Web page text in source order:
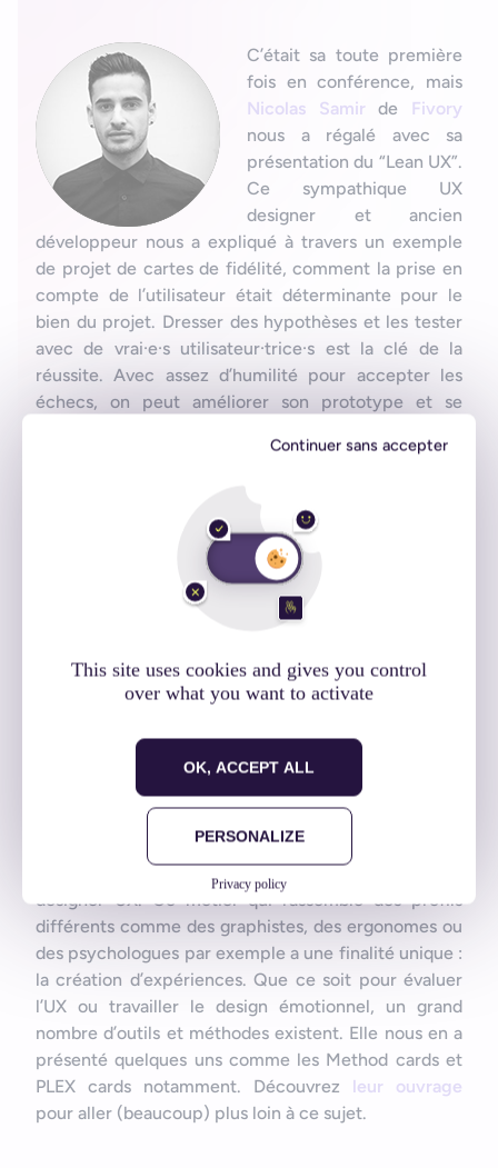
This site uses cookies and gives you control
over what you want to activate
OK, ACCEPT ALL
Continuer sans accepter
PERSONALIZE
Privacy policy
C’était sa toute première
fois en conférence, mais
Nicolas Samir de
Fivory
nous a régalé avec sa
présentation du “Lean UX”.
Ce sympathique UX
designer et ancien
développeur nous a expliqué à travers un exemple
de projet de cartes de fidélité, comment la prise en
compte de l’utilisateur était déterminante pour le
bien du projet. Dresser des hypothèses et les tester
avec de vrai·e·s utilisateur·trice·s est la clé de la
réussite. Avec assez d’humilité pour accepter les
échecs, on peut améliorer son prototype et se
valeur du produit que l’on conçoit ne réside pas dans
dans sa capacité à résoudre le problème identifié des
utilisateur·trice·s finaux·les·.
Sacrée
chercheuse à l’Université
du Luxembourg a
absente de dernière
minute. Et bien, l’audience
n’a pas été déçue. Elle a pu nous parler de son sujet
de prédilection : les méthodes de design UX. Faisant
l’ouvrage qu’elle a co-écrit avec Guillaume
sur le sujet, Carine nous a parlé du métier de
designer UX. Ce métier qui rassemble des profils
différents comme des graphistes, des ergonomes ou
des psychologues par exemple a une finalité unique :
la création d’expériences. Que ce soit pour évaluer
l’UX ou travailler le design émotionnel, un grand
nombre d’outils et méthodes existent. Elle nous en a
présenté quelques uns comme les Method cards et
PLEX cards notamment. Découvrez leur ouvrage
pour aller (beaucoup) plus loin à ce sujet.